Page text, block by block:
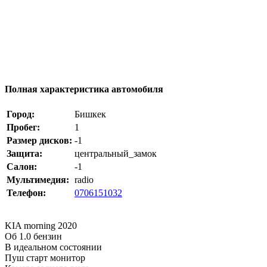
Полная характеристика автомобиля
Город:
Бишкек
Пробег:
1
Размер дисков: -1
Защита:
центральный_замок
Салон:
-1
Мультимедия: radio
Телефон:
0706151032
KIA morning 2020
Об 1.0 бензин
В идеальном состоянии
Пуш старт монитор